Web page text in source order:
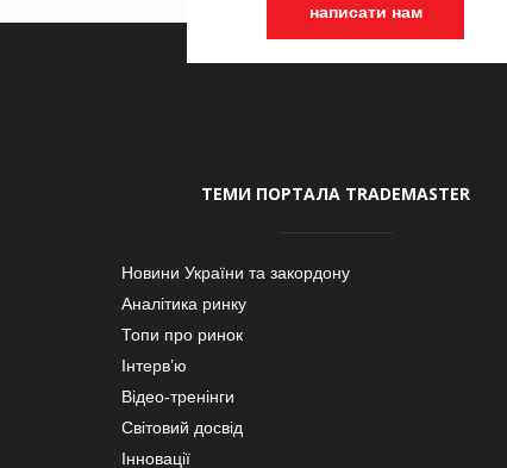
написати нам
ТЕМИ ПОРТАЛА TRADEMASTER
Новини України та закордону
Аналітика ринку
Топи про ринок
Інтерв’ю
Відео-тренінги
Світовий досвід
Інновації